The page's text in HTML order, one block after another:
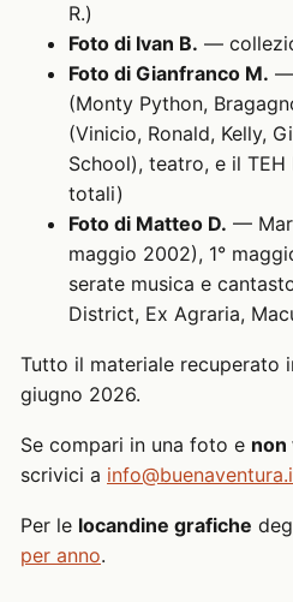
R.)
Foto di Ivan B. —
Foto di Gianfranco M. —
(Monty Python,
(Vinicio, Ronald, Kelly,
School), teatro, e il
totali)
Foto di Matteo D. —
maggio 2002), 1°
serate musica e
District, Ex Agraria,
Tutto il materiale recuperato
giugno 2026.
Se compari in una foto e non
scrivici a
Per le locandine grafiche
per anno.